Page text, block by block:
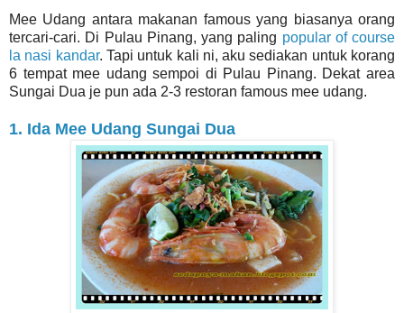
Mee Udang antara makanan famous yang biasanya orang
tercari-cari. Di Pulau Pinang, yang paling popular of course
la nasi kandar. Tapi untuk kali ni, aku sediakan untuk korang
6 tempat mee udang sempoi di Pulau Pinang. Dekat area
Sungai Dua je pun ada 2-3 restoran famous mee udang.
1. Ida Mee Udang Sungai Dua